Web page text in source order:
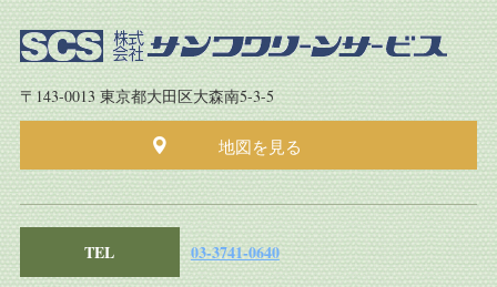
〒143-0013 東京都大田区大森南5-3-5
地図を見る
TEL 03-3741-0640